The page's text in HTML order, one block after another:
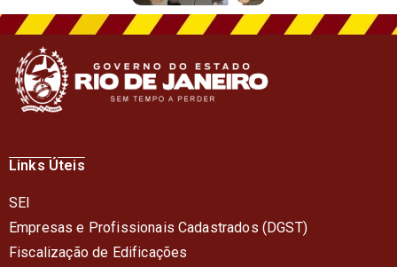
Links Úteis
SEI
Empresas e Profissionais Cadastrados (DGST)
Fiscalização de Edificações